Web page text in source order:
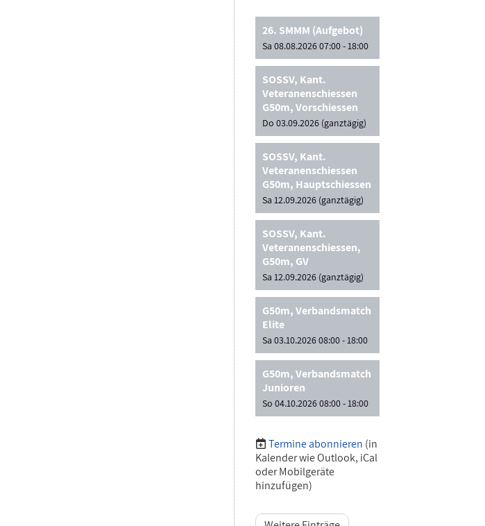
26. SMMM (Aufgebot)
Sa 08.08.2026 07:00 - 18:00
SOSSV, Kant.
Veteranenschiessen
G50m, Vorschiessen
Do 03.09.2026 (ganztägig)
SOSSV, Kant.
Veteranenschiessen
G50m, Hauptschiessen
Sa 12.09.2026 (ganztägig)
SOSSV, Kant.
Veteranenschiessen,
G50m, GV
Sa 12.09.2026 (ganztägig)
G50m, Verbandsmatch
Elite
Sa 03.10.2026 08:00 - 18:00
G50m, Verbandsmatch
Junioren
So 04.10.2026 08:00 - 18:00
Termine abonnieren (in
Kalender wie Outlook, iCal
oder Mobilgeräte
hinzufügen)